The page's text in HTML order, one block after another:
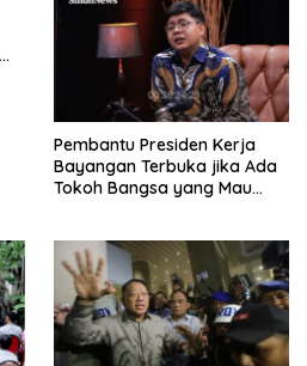
Pembantu Presiden Kerja
Bayangan Terbuka jika Ada
Tokoh Bangsa yang Mau